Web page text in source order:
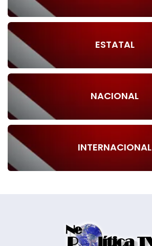
ESTATAL
NACIONAL
INTERNACIONAL